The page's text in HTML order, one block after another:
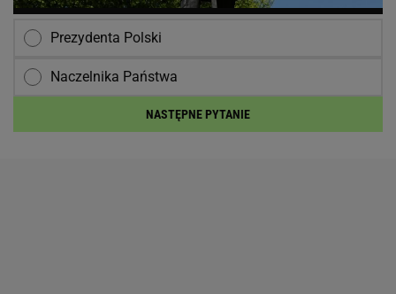
Prezydenta Polski
Naczelnika Państwa
NASTĘPNE PYTANIE